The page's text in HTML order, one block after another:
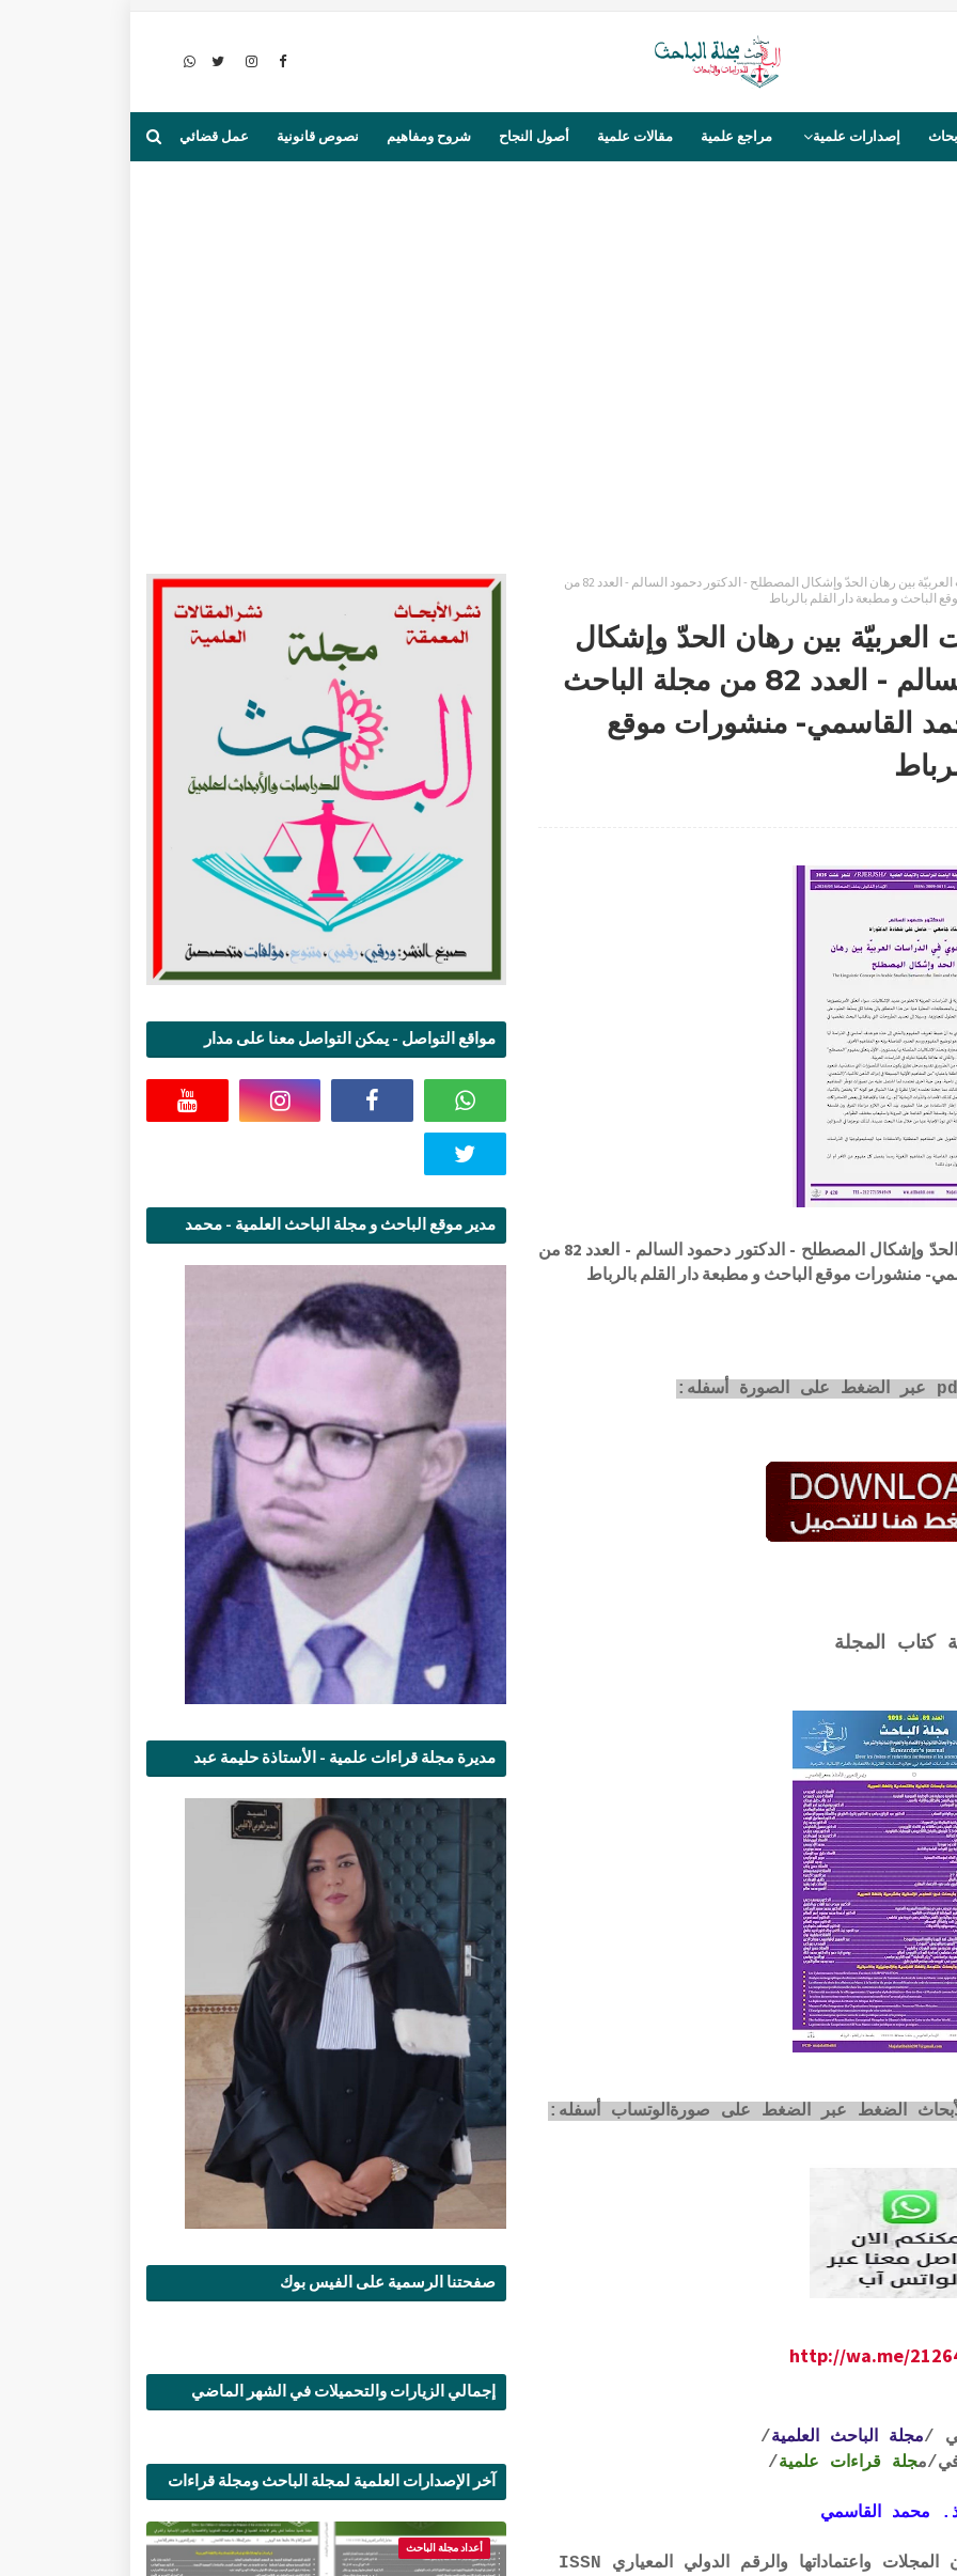
إصدارات علمية مراجع علمية مقالات علمية أصول النجاح شروح ومفاهيم نصوص قانونية عمل قضائي
المفهوم اللّغويّ في الدّراسات العربيّة بين رهان الحدّ وإشكال المصطلح - الدكتور دحمود السالم - العدد 82 من
و مطبعة دار القلم بالرباط
العربيّة بين رهان الحدّ وإشكال
المصطلح - الدكتور دحمود السالم - العدد 82 من مجلة الباحث
القاسمي- منشورات موقع
المفهوم اللّغويّ في الدّراسات العربيّة بين رهان الحدّ وإشكال المصطلح - الدكتور دحمود السالم - العدد 82 من
منشورات موقع الباحث و مطبعة دار القلم بالرباط
كتاب المجلة
الضغط عبر الضغط على صورةالوتساب أسفله:
http://wa.me/
/مجلة الباحث العلمية/
/مجلة قراءات علمية/
محمد القاسمي
لتحميل لائحة الشروط والتعرف على لجان المجلات واعتماداتها والرقم الدولي المعياري ISSN
مواقع التواصل - يمكن التواصل معنا على مدار
مدير موقع الباحث و مجلة الباحث العلمية - محمد
مديرة مجلة قراءات علمية - الأستاذة حليمة عبد
صفحتنا الرسمية على الفيس بوك
إجمالي الزيارات والتحميلات في الشهر الماضي
آخر الإصدارات العلمية لمجلة الباحث ومجلة قراءات
أعداد مجلة الباحث